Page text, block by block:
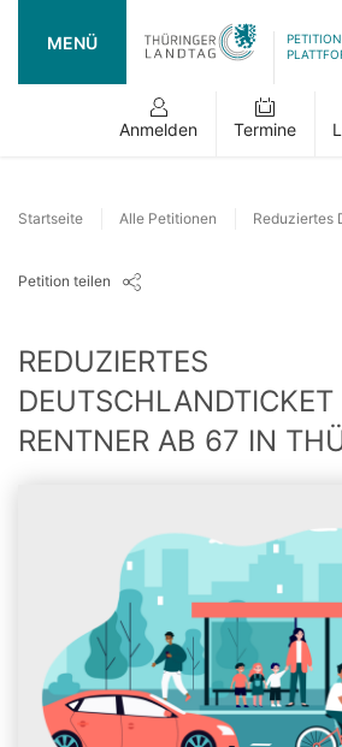
MENÜ
Anmelden Termine
Startseite Alle Petitionen
Petition teilen
REDUZIERTES
DEUTSCHLANDTICKET
RENTNER AB 67 IN